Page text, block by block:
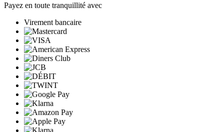
Payez en toute tranquillité avec
Virement bancaire